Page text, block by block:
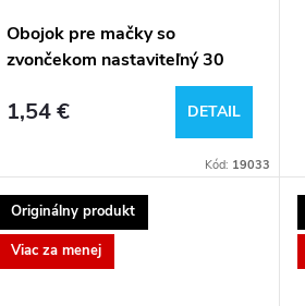
Obojok pre mačky so
zvončekom nastaviteľný 30
1,54 € DETAIL
Kód: 19033
Originálny produkt
Viac za menej